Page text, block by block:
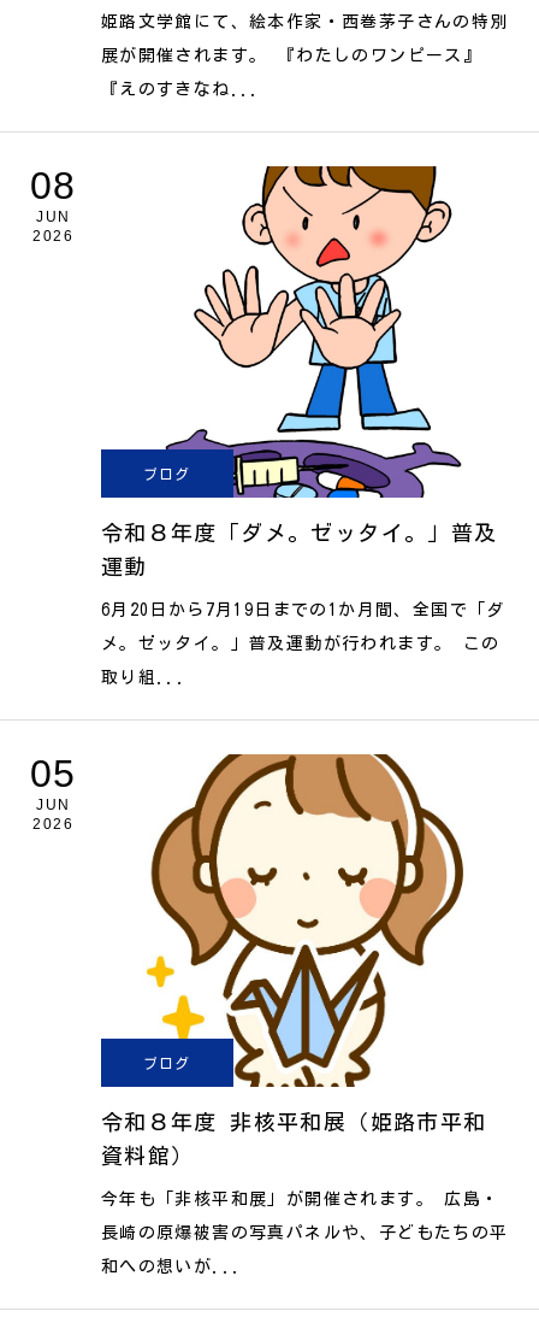
姫路文学館にて、絵本作家・西巻茅子さんの特別
展が開催されます。 『わたしのワンピース』
『えのすきなね...
08
JUN
2026
ブログ
令和８年度「ダメ。ゼッタイ。」普及
運動
6月20日から7月19日までの1か月間、全国で「ダ
メ。ゼッタイ。」普及運動が行われます。 この
取り組...
05
JUN
2026
ブログ
令和８年度 非核平和展（姫路市平和
資料館）
今年も「非核平和展」が開催されます。 広島・
長崎の原爆被害の写真パネルや、子どもたちの平
和への想いが...